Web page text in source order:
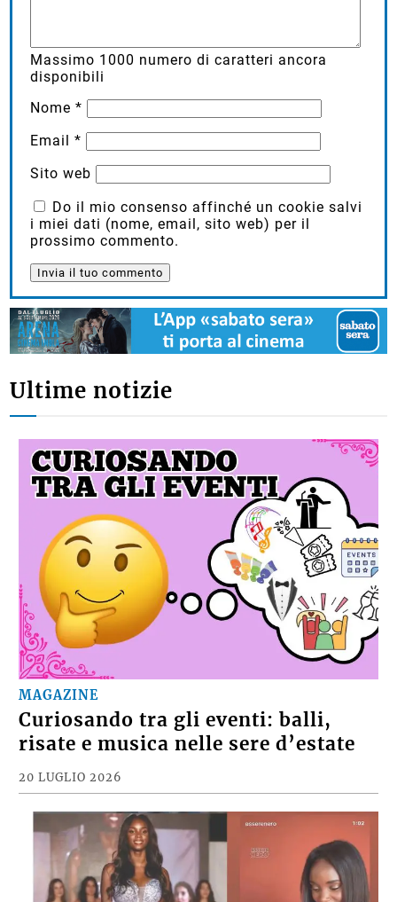
Massimo 1000 numero di caratteri ancora
disponibili
Nome*
Email*
Sito web
Do il mio consenso affinché un cookie salvi
i miei dati (nome, email, sito web) per il
prossimo commento.
Ultime notizie
MAGAZINE
Curiosando tra gli eventi: balli,
risate e musica nelle sere d’estate
20 LUGLIO 2026